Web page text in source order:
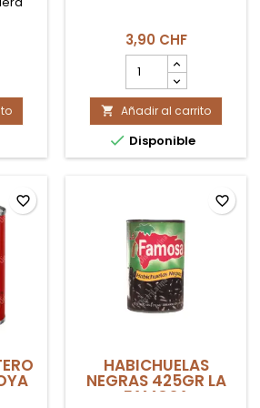
3,90 CHF
cantidad
del
producto
NACHOS
JALAPEÑOS
LA
COSTEÑA
 Añadir al carrito
 Disponible
favorite_border
HABICHUELAS
NEGRAS 425GR LA
FAMOSA
favorite_border